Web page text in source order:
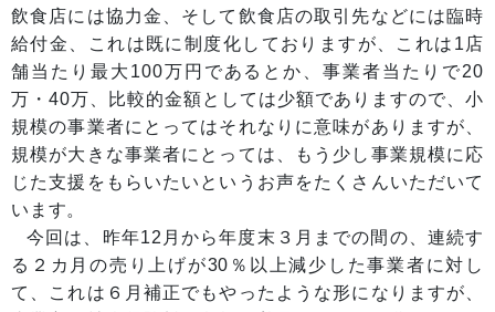
飲食店には協力金、そして飲食店の取引先などには臨時
給付金、これは既に制度化しておりますが、これは1店
舗当たり最大100万円であるとか、事業者当たりで20
万・40万、比較的金額としては少額でありますので、小
規模の事業者にとってはそれなりに意味がありますが、
規模が大きな事業者にとっては、もう少し事業規模に応
じた支援をもらいたいというお声をたくさんいただいて
います。
今回は、昨年12月から年度末３月までの間の、連続す
る２カ月の売り上げが30％以上減少した事業者に対し
て、これは６月補正でもやったような形になりますが、